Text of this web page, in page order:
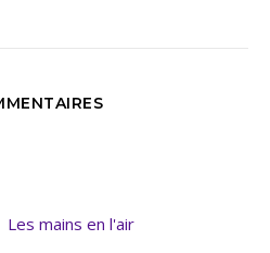
mains en l'air